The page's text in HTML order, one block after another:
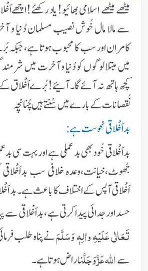
میٹھے میٹھے اسلامی بھائیو!یاد
سے مالا مال خُوش نصیب مسلمان دُنیا و
کامران اور سب کا محبوب ہوتا ہے، جبکہ
میں مبتلا لوگوں کو دُنیا و آخرت میں
کچھ ہاتھ نہ آئے گا۔آئیے!بُرےاَخْلاق کے
نُقصانات کے بارے میں سُنتے ہیں چُنانچہ
بداَخْلاقی نحوست ہے:
بداَخْلاقی خُود بھی بدعملی ہے اور بہت سی
جُھوٹ،خیانت،وعدہ خلافی سب
اَخْلاقی آپس کے اختلاف کا باعث ہے۔بد
حسد اور جدائی پیدا کرتی ہے ، بداَخْلاقی
تَعَالٰی عَلَیْہِ واٰلِہٖ وَسَلَّمَنے پناہ طلب
سےاللہ عَزَّ وَجَلَّناراض ہوتا ہے۔